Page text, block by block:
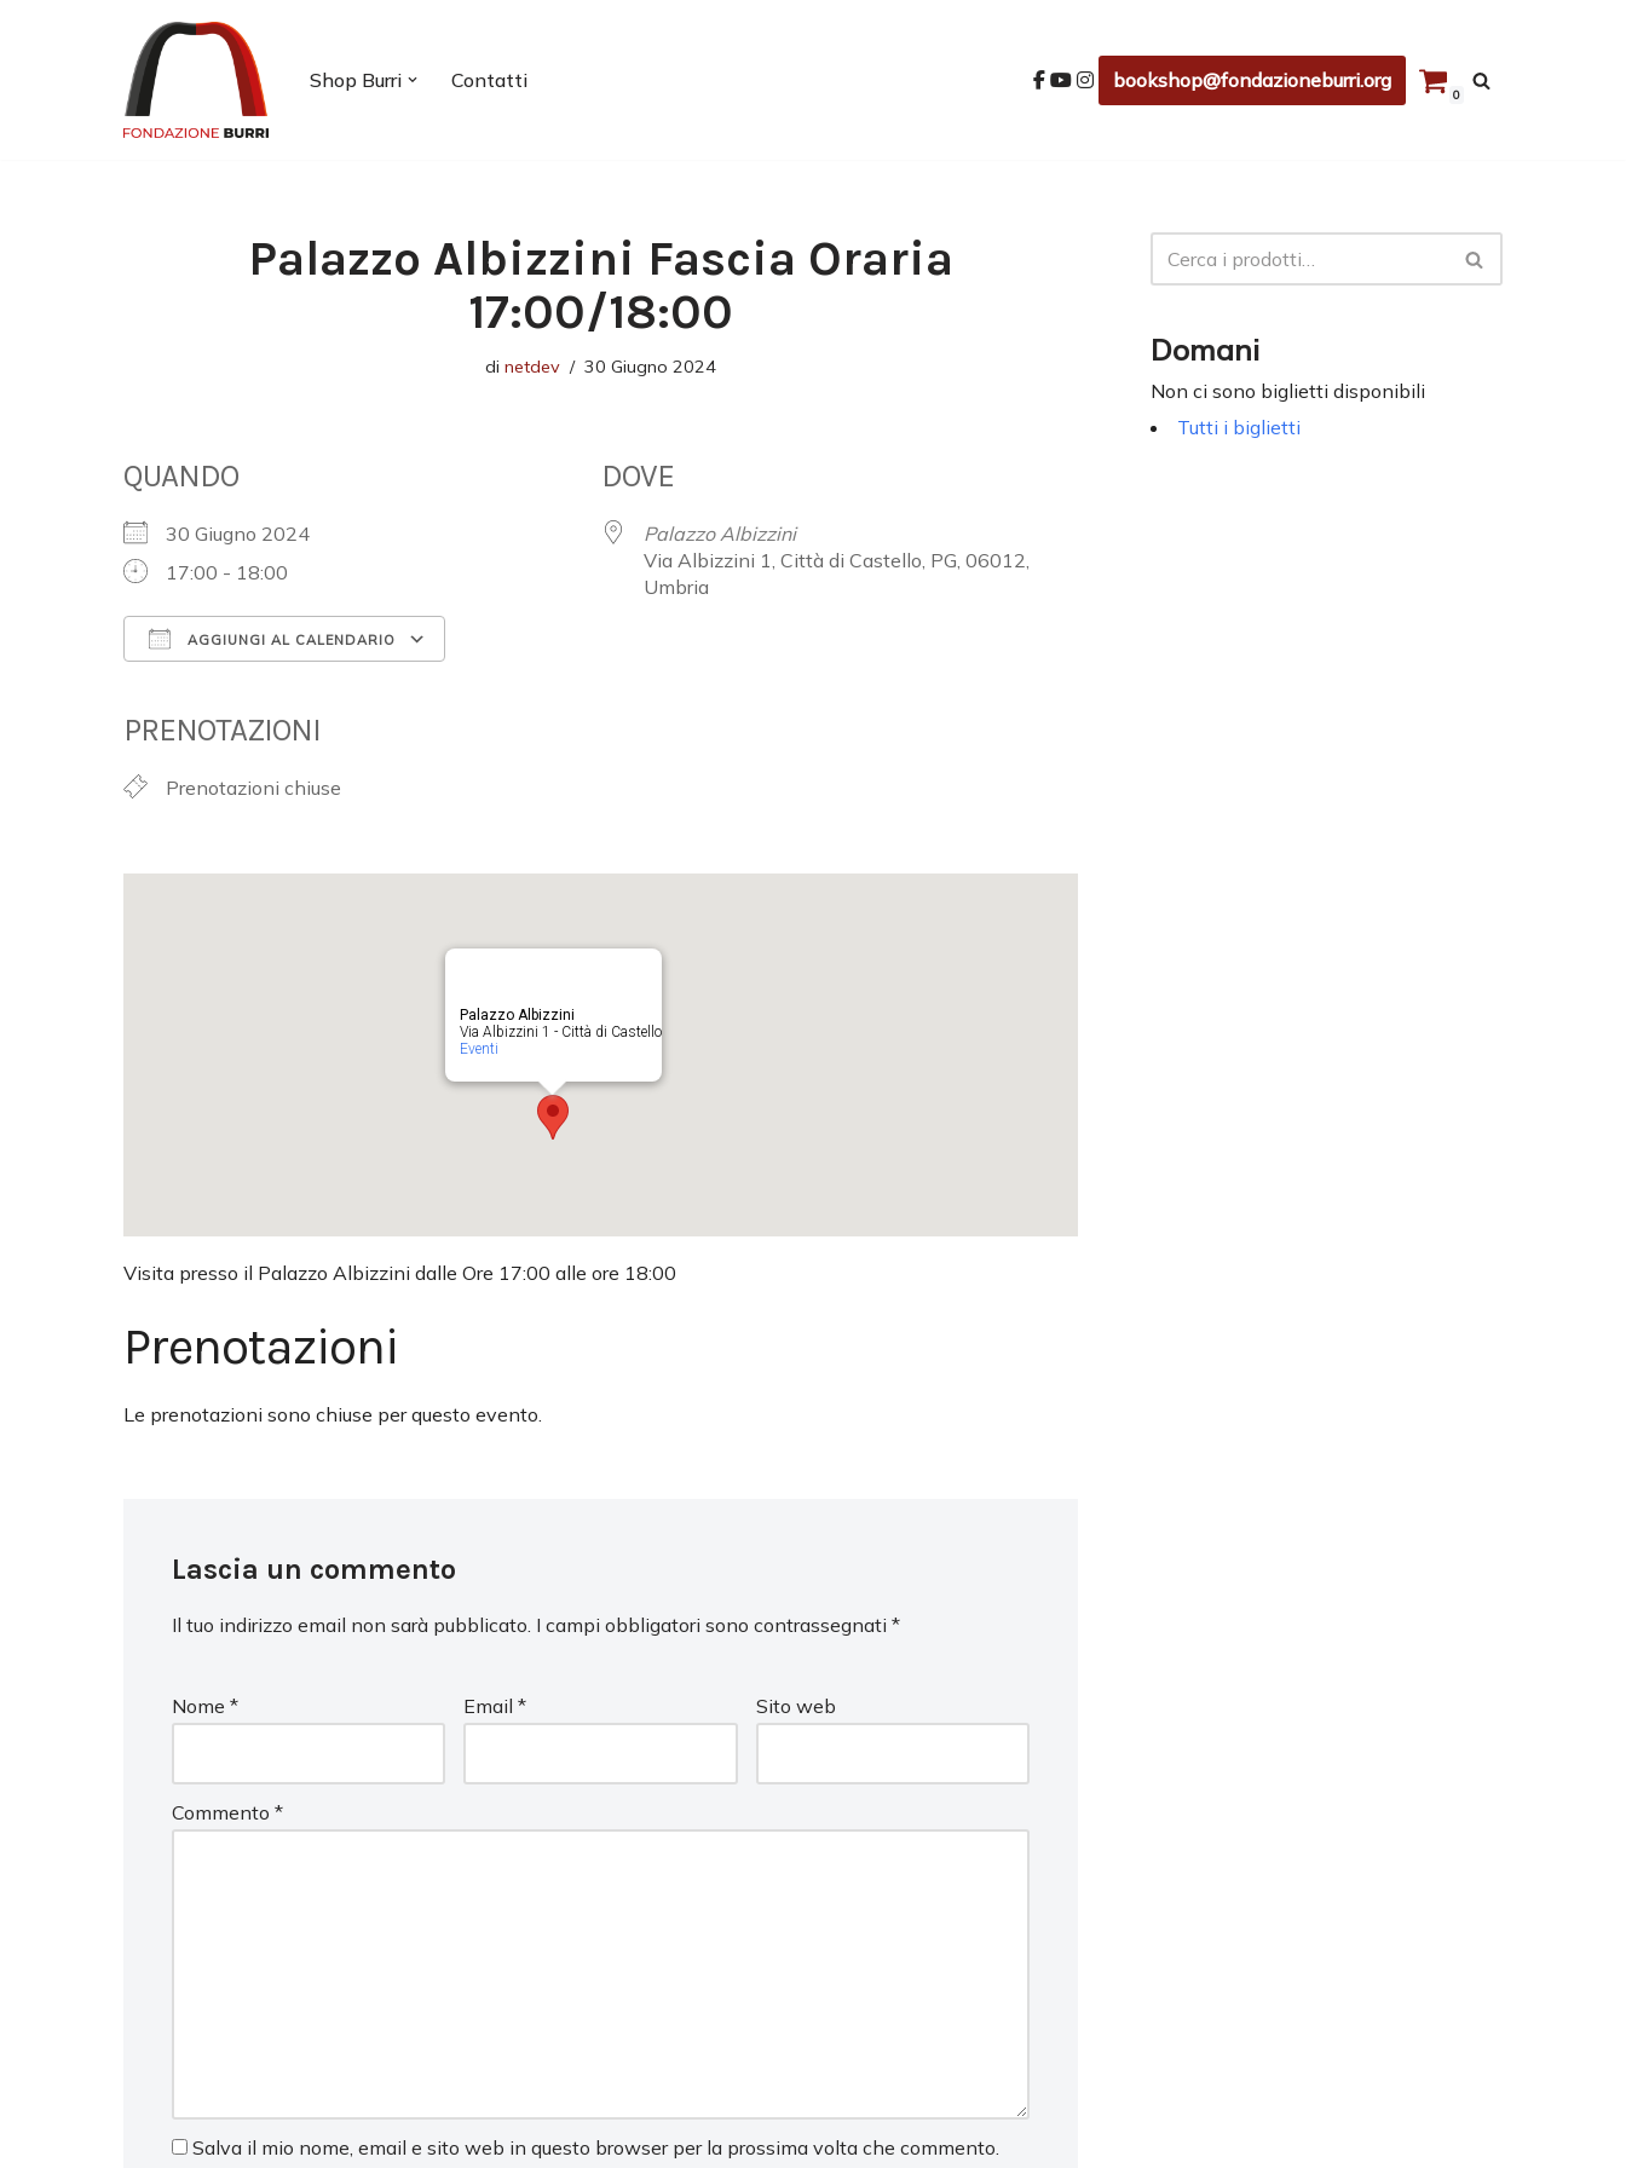
Shop Burri Contatti bookshop@fondazioneburri.org
0
Palazzo Albizzini Fascia Oraria
17:00/18:00
di netdev 30 Giugno 2024
QUANDO
30 Giugno 2024
17:00 - 18:00
AGGIUNGI AL CALENDARIO
PRENOTAZIONI
Prenotazioni chiuse
DOVE
Palazzo Albizzini
Via Albizzini 1, Città di Castello, PG, 06012,
Umbria
Palazzo Albizzini
Via Albizzini 1 - Città di Castello
Eventi
Visita presso il Palazzo Albizzini dalle Ore 17:00 alle ore 18:00
Prenotazioni
Le prenotazioni sono chiuse per questo evento.
Lascia un commento
Il tuo indirizzo email non sarà pubblicato. I campi obbligatori sono contrassegnati *
Nome * Email* Sito web
Commento *
Salva il mio nome, email e sito web in questo browser per la prossima volta che commento.
Domani
Non ci sono biglietti disponibili
Tutti i biglietti